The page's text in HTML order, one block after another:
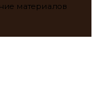
материалов